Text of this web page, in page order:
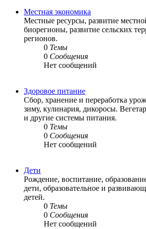
Местная экономика
Местные ресурсы, развитие
биорегионы, развитие сельских
регионов.
0 Темы
0 Сообщения
Нет сообщений
Здоровое питание
Сбор, хранение и переработка
зиму, кулинария, дикоросы.
и другие системы питания.
0 Темы
0 Сообщения
Нет сообщений
Дети
Рождение, воспитание,
дети, образовательное и
детей.
0 Темы
0 Сообщения
Нет сообщений